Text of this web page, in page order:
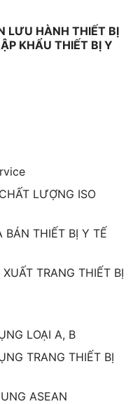
LƯU HÀNH THIẾT BỊ
KHẨU THIẾT BỊ Y
LƯỢNG ISO
THIẾT BỊ Y TẾ
TRANG THIẾT BỊ
LOẠI A, B
TRANG THIẾT BỊ
ASEAN